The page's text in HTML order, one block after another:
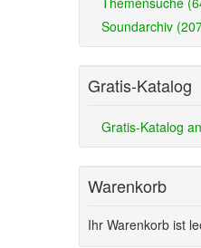
Soundarchiv
Gratis-Katalog
Gratis-Katalog
Warenkorb
Ihr Warenkorb ist